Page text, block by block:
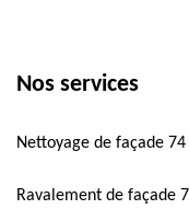
Nos services
Nettoyage de façade 74
Ravalement de façade